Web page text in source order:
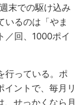
末での駆け込み
いるのは「やま
／回、1000ポイ
行っている。ポ
イントで、毎月リ
、せっかくなら月